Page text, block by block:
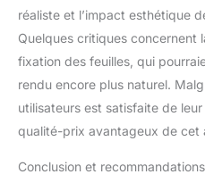
réaliste et l’impact esthétique
Quelques critiques concernent
fixation des feuilles, qui
rendu encore plus naturel.
utilisateurs est satisfaite de
qualité-prix avantageux de cet
Conclusion et recommandations